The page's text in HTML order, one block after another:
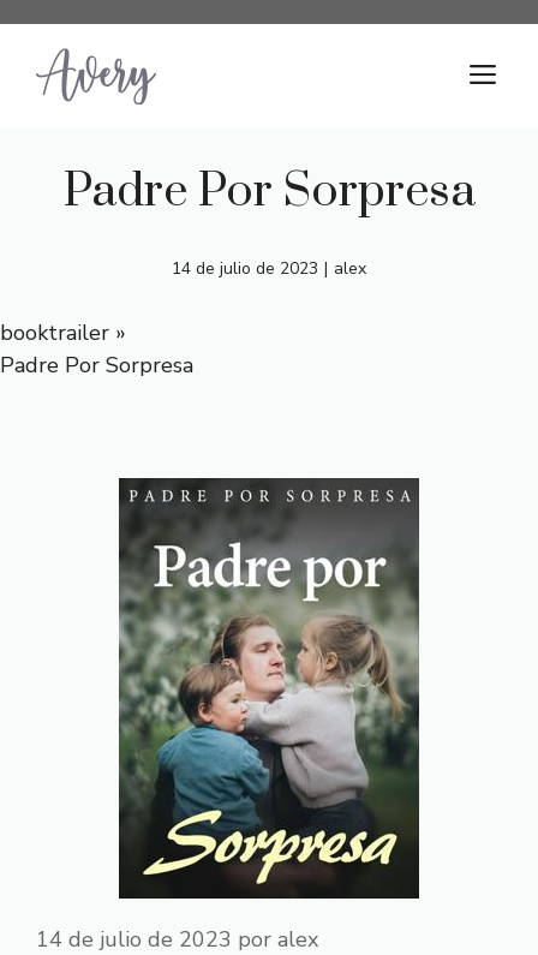
contenido
Padre Por Sorpresa
14 de julio de 2023 | alex
booktrailer »
Padre Por Sorpresa
14 de julio de 2023 por alex